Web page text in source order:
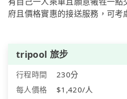
府且價格實惠的接送服務，可
tripool 旅步
行程時間
230分
每人價格
$1,420/人